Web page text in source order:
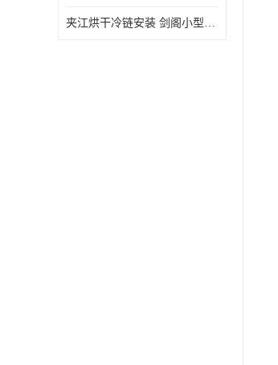
夹江烘干冷链安装 剑阁小型冷库安装 设计方案